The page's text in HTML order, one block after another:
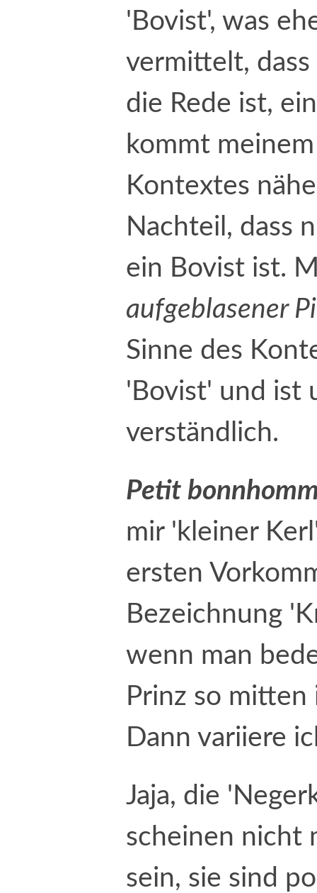
'Bovist', was
vermittelt,
die Rede ist,
kommt
Kontextes
Nachteil, dass
ein Bovist ist.
aufgeblasener
Sinne des
'Bovist' und ist
verständlich.
Petit
mir 'kleiner
ersten
Bezeichnung
wenn man
Prinz so
Dann variiere
Jaja, die
scheinen nicht
sein, sie sind